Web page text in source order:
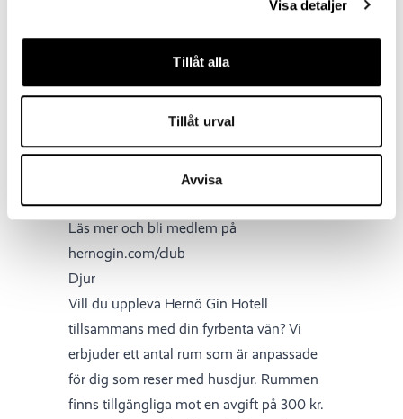
Visa detaljer
Tillåt alla
Tillåt urval
Avvisa
värld än någonsin. Som medlem i klubben
får du förutom förstahandsinformation,
rabatter och erbjudanden även tillgång till
unika specialsläpp, träffar och evenemang.
Klubben finns i två nivåer: Silver och Guld.
Läs mer och bli medlem på
hernogin.com/club
Djur
Vill du uppleva Hernö Gin Hotell
tillsammans med din fyrbenta vän? Vi
erbjuder ett antal rum som är anpassade
för dig som reser med husdjur. Rummen
finns tillgängliga mot en avgift på 300 kr.